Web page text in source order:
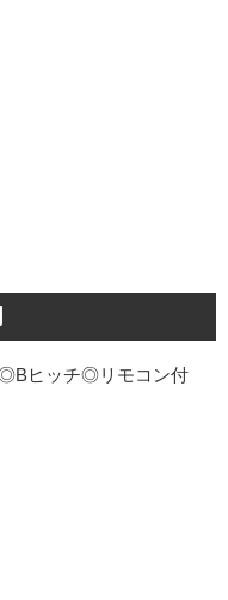
◎Bヒッチ◎リモコン付